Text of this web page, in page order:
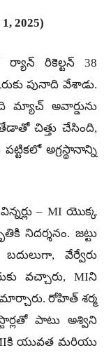
2025)
రికెల్టన్ 38
పునాది వేశాడు.
మ్యాచ్ అవార్డును
తేడాతో చిత్తు చేసింది,
అగ్రస్థానాన్ని
– MI యొక్క
నిదర్శనం. జట్టు
వేర్వేరు
వచ్చారు, MIని
రోహిత్ శర్మ
పాటు అశ్విని
యువత మరియు